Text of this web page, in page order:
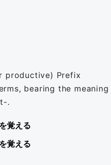
productive) Prefix
bearing the meaning
.
覚える
覚える